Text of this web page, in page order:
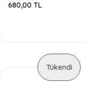
680,00 TL
Tükendi